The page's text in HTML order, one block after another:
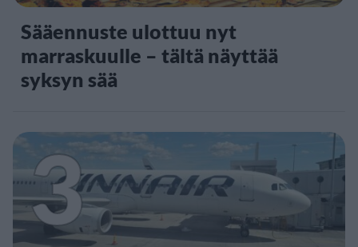
Sääennuste ulottuu nyt
marraskuulle – tältä näyttää
syksyn sää
3